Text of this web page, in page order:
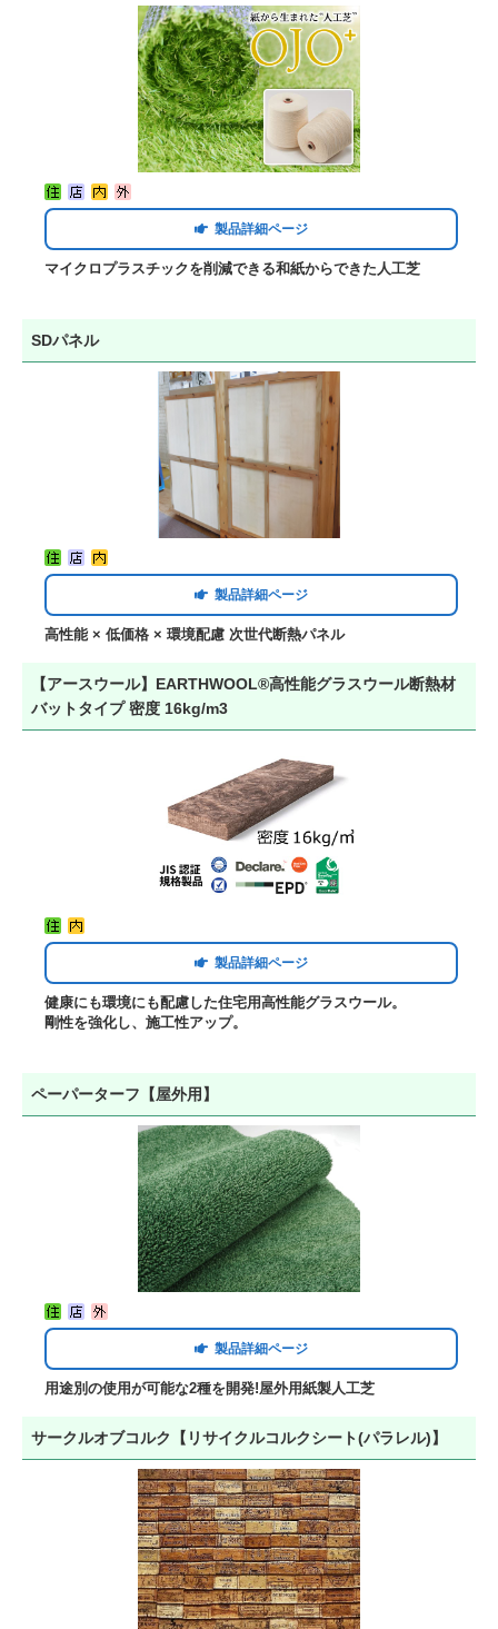
製品詳細ページ
マイクロプラスチックを削減できる和紙からできた人工芝​
SDパネル
製品詳細ページ
高性能 × 低価格 × 環境配慮 次世代断熱パネル
【アースウール】EARTHWOOL®高性能グラスウール断熱材
バットタイプ 密度 16kg/m3
製品詳細ページ
健康にも環境にも配慮した住宅用高性能グラスウール。
剛性を強化し、施工性アップ。
ペーパーターフ【屋外用】
製品詳細ページ
用途別の使用が可能な2種を開発!屋外用紙製人工芝
サークルオブコルク【リサイクルコルクシート(パラレル)】